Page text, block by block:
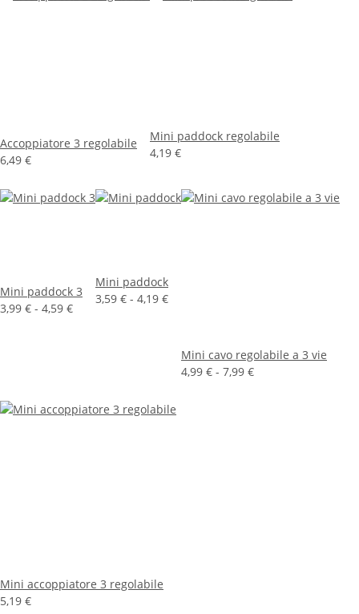
Accoppiatore 3 regolabile
6,49 €
Mini paddock regolabile
4,19 €
Mini paddock 3
3,99 € - 4,59 €
Mini paddock
3,59 € - 4,19 €
Mini cavo regolabile a 3 vie
4,99 € - 7,99 €
Mini accoppiatore 3 regolabile
5,19 €